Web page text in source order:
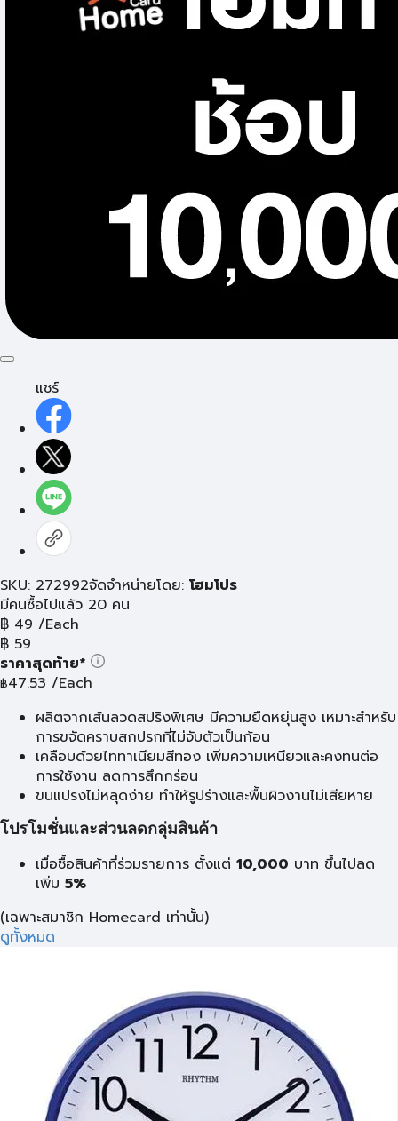
แชร์
SKU: 272992จัดจำหน่ายโดย: โฮมโปร
มีคนซื้อไปแล้ว 20 คน
฿ 49 /Each
฿ 59
ราคาสุดท้าย*
฿47.53 /Each
ผลิตจากเส้นลวดสปริงพิเศษ มีความยืดหยุ่นสูง เหมาะสำหรับ
การขจัดคราบสกปรกที่ไม่จับตัวเป็นก้อน
เคลือบด้วยไททาเนียมสีทอง เพิ่มความเหนียวและคงทนต่อ
การใช้งาน ลดการสึกกร่อน
ขนแปรงไม่หลุดง่าย ทำให้รูปร่างและพื้นผิวงานไม่เสียหาย
โปรโมชั่นและส่วนลดกลุ่มสินค้า
เมื่อซื้อสินค้าที่ร่วมรายการ ตั้งแต่ 10,000 บาท ขึ้นไปลด
เพิ่ม 5%
(เฉพาะสมาชิก Homecard เท่านั้น)
ดูทั้งหมด